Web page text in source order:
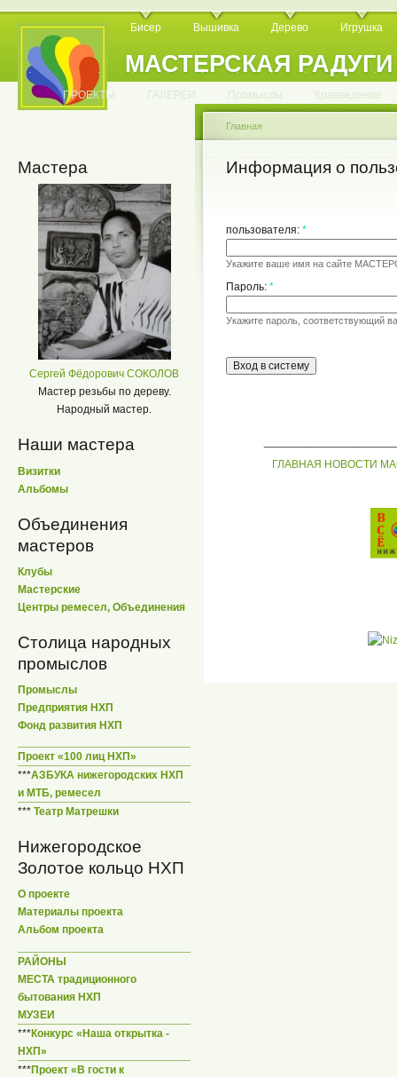
МАСТЕРСКАЯ РАДУГИ
Бисер Вышивка Дерево Игрушка
. . . . . . . . . . .
. ПРОЕКТЫ ГАЛЕРЕИ Промыслы Краеведение
Мастера
Сергей Фёдорович СОКОЛОВ
Мастер резьбы по дереву.
Народный мастер.
Наши мастера
Визитки
Альбомы
Объединения
мастеров
Клубы
Мастерские
Центры ремесел, Объединения
Столица народных
промыслов
Промыслы
Предприятия НХП
Фонд развития НХП
Проект «100 лиц НХП»
***АЗБУКА нижегородских НХП
и МТБ, ремесел
*** Театр Матрешки
Нижегородское
Золотое кольцо НХП
О проекте
Материалы проекта
Альбом проекта
РАЙОНЫ
МЕСТА традиционного
бытования НХП
МУЗЕИ
***Конкурс «Наша открытка -
НХП»
***Проект «В гости к
Главная
Информация о
пользователя: *
Укажите ваше имя на сайте
Пароль: *
Укажите пароль, соответствующий
ГЛАВНАЯ НОВОСТИ